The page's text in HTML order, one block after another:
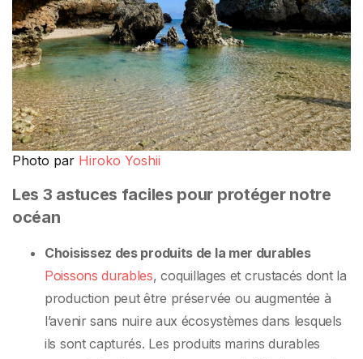
Photo par Hiroko Yoshii
Les 3 astuces faciles pour protéger notre
océan
Choisissez des produits de la mer durables
Poissons durables, coquillages et crustacés dont la
production peut être préservée ou augmentée à
l’avenir sans nuire aux écosystèmes dans lesquels
ils sont capturés. Les produits marins durables